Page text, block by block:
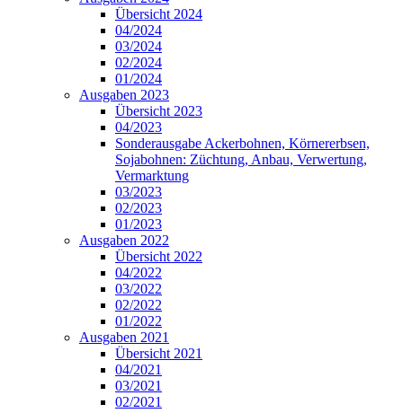
Übersicht 2024
04/2024
03/2024
02/2024
01/2024
Ausgaben 2023
Übersicht 2023
04/2023
Sonderausgabe Ackerbohnen, Körnererbsen,
Sojabohnen: Züchtung, Anbau, Verwertung,
Vermarktung
03/2023
02/2023
01/2023
Ausgaben 2022
Übersicht 2022
04/2022
03/2022
02/2022
01/2022
Ausgaben 2021
Übersicht 2021
04/2021
03/2021
02/2021